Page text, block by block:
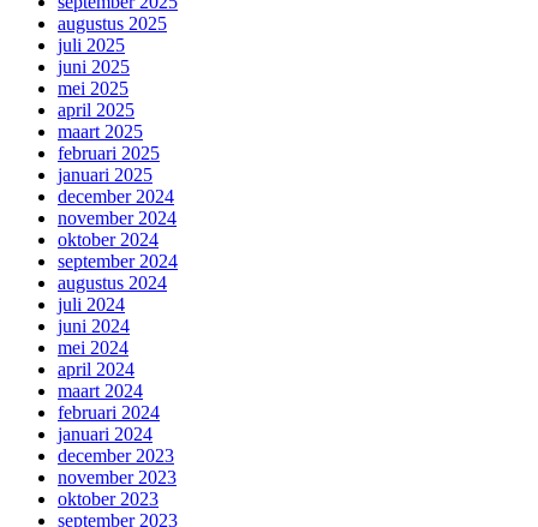
augustus 2025
juli 2025
juni 2025
mei 2025
april 2025
maart 2025
februari 2025
januari 2025
december 2024
november 2024
oktober 2024
september 2024
augustus 2024
juli 2024
juni 2024
mei 2024
april 2024
maart 2024
februari 2024
januari 2024
december 2023
november 2023
oktober 2023
september 2023